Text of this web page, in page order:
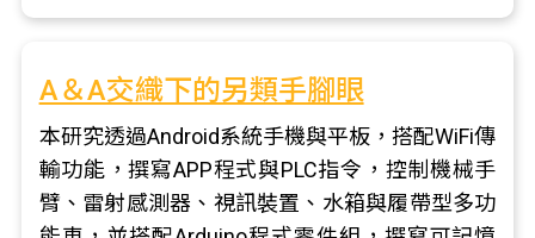
A＆A交織下的另類手腳眼
本研究透過Android系統手機與平板，搭配WiFi傳
輸功能，撰寫APP程式與PLC指令，控制機械手
臂、雷射感測器、視訊裝置、水箱與履帶型多功